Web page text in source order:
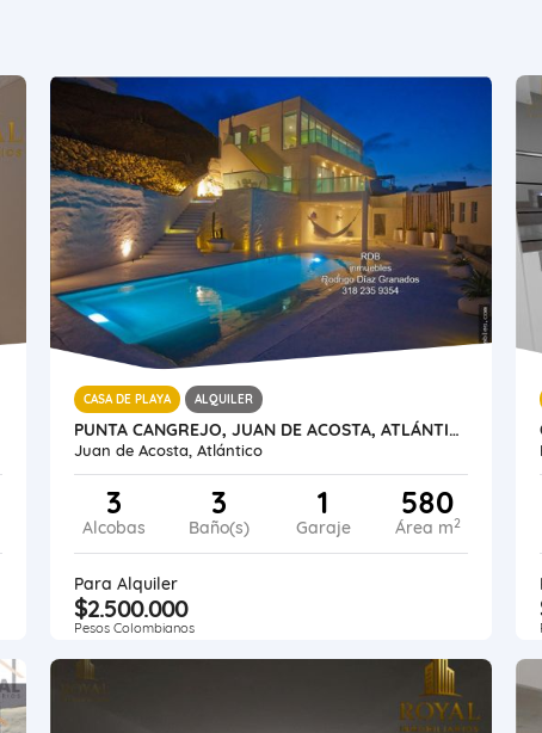
CASA DE PLAYA ALQUILER
PUNTA CANGREJO, JUAN DE ACOSTA, ATLÁNTICO, COLOMBIA, CASA LUXURY
Juan de Acosta, Atlántico
3
Alcobas
3
Baño(s)
1
Garaje
580
Área m2
Para Alquiler
$2.500.000
Pesos Colombianos